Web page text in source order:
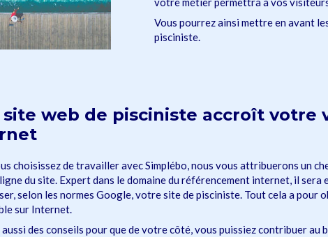
Vous pourrez ainsi mettre en avant
pisciniste.
site web de pisciniste accroît votre
choisissez de travailler avec Simplébo, nous vous attribuerons un
du site. Expert dans le domaine du référencement internet, il sera
selon les normes Google, votre site de pisciniste. Tout cela a pour
sur Internet.
des conseils pour que de votre côté, vous puissiez contribuer au